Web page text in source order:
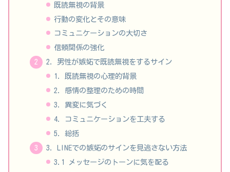
既読無視の背景
行動の変化とその意味
コミュニケーションの大切さ
信頼関係の強化
2. 男性が嫉妬で既読無視をするサイン
1. 既読無視の心理的背景
2. 感情の整理のための時間
3. 異変に気づく
4. コミュニケーションを工夫する
5. 総括
3. LINEでの嫉妬のサインを見逃さない方法
3.1 メッセージのトーンに気を配る